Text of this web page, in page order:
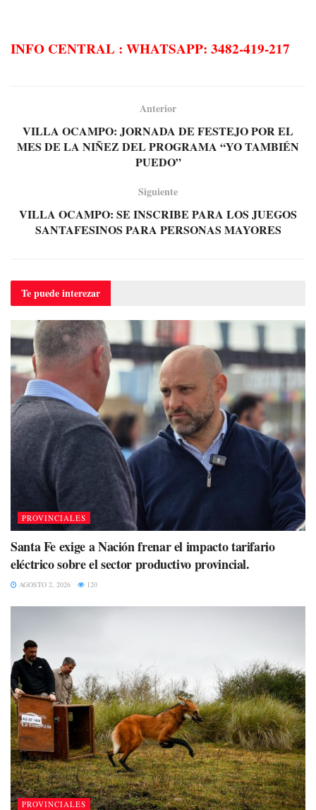
INFO CENTRAL : WHATSAPP: 3482-419-217
Anterior
VILLA OCAMPO: JORNADA DE FESTEJO POR EL
MES DE LA NIÑEZ DEL PROGRAMA “YO TAMBIÉN
PUEDO”
Siguiente
VILLA OCAMPO: SE INSCRIBE PARA LOS JUEGOS
SANTAFESINOS PARA PERSONAS MAYORES
Te puedeinterezar
PROVINCIALES
Santa Fe exige a Nación frenar el impacto tarifario
eléctrico sobre el sector productivo provincial.
AGOSTO 2, 2026 120
PROVINCIALES